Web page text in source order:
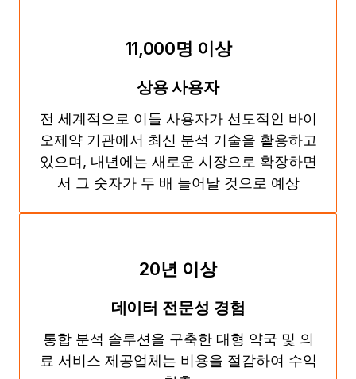
11,000명 이상
상용 사용자
전 세계적으로 이들 사용자가 선도적인 바이
오제약 기관에서 최신 분석 기술을 활용하고
있으며, 내년에는 새로운 시장으로 확장하면
서 그 숫자가 두 배 늘어날 것으로 예상
20년 이상
데이터 전문성 경험
통합 분석 솔루션을 구축한 대형 약국 및 의
료 서비스 제공업체는 비용을 절감하여 수익